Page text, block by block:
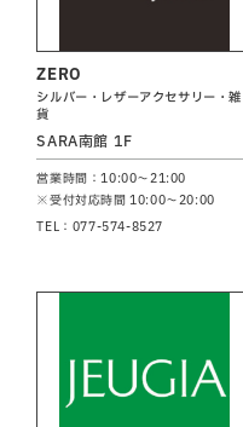
ZERO
シルバー・レザーアクセサリー・雑
貨
SARA南館 1F
営業時間：10:00～21:00
※受付対応時間 10:00～20:00
TEL：077-574-8527